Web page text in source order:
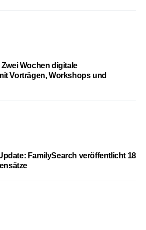
Wochen digitale
Vorträgen, Workshops und
FamilySearch veröffentlicht 18